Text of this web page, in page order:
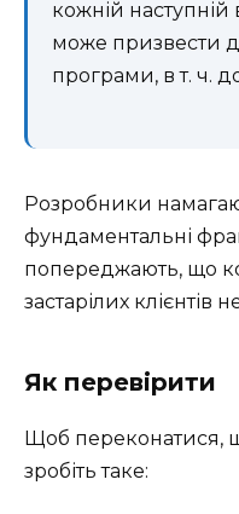
кожній наступній
може призвести
програми, в т. ч.
Розробники
фундаментальні
попереджають, що
застарілих клієнтів
Як перевірити
Щоб переконатися,
зробіть таке: